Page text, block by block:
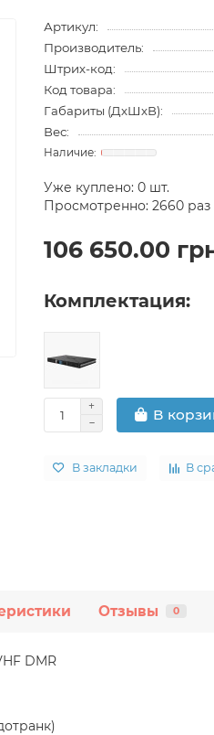
Артикул:
Производитель:
Штрих-код:
Код товара:
Габариты (ДхШхВ):
Вес:
Уже куплено:0 шт.
Просмотренно: 2660 раз
106 650.00
Комплектация:
В
В закладки В
Отзывы 0
DMR